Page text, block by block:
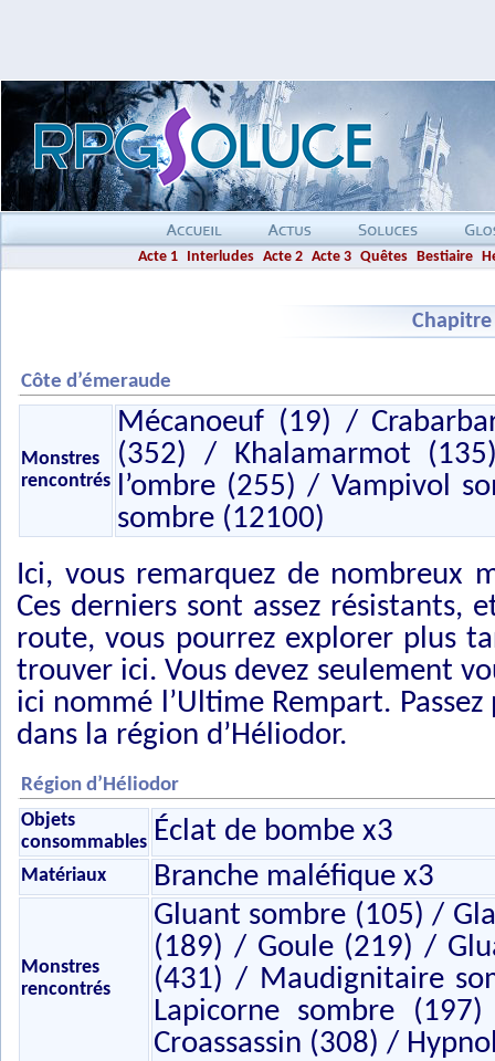
Acte 1 Interludes Acte 2 Acte 3 Quêtes Bestiaire
Côte d’émeraude
Monstres
rencontrés
Mécanoeuf (19) /
(352) / Khalamarmot
l’ombre (255) / Vampivol
sombre (12100)
Ici, vous remarquez de nombreux
Ces derniers sont assez résistants,
route, vous pourrez explorer plus
trouver ici. Vous devez seulement
ici nommé l’Ultime Rempart.
dans la région d’Héliodor.
Région d’Héliodor
Objets
consommables Éclat de bombe x3
Matériaux Branche maléfique x3
Monstres
rencontrés
Gluant sombre (105) /
(189) / Goule (219) /
(431) / Maudignitaire
Lapicorne sombre
Croassassin (308) /